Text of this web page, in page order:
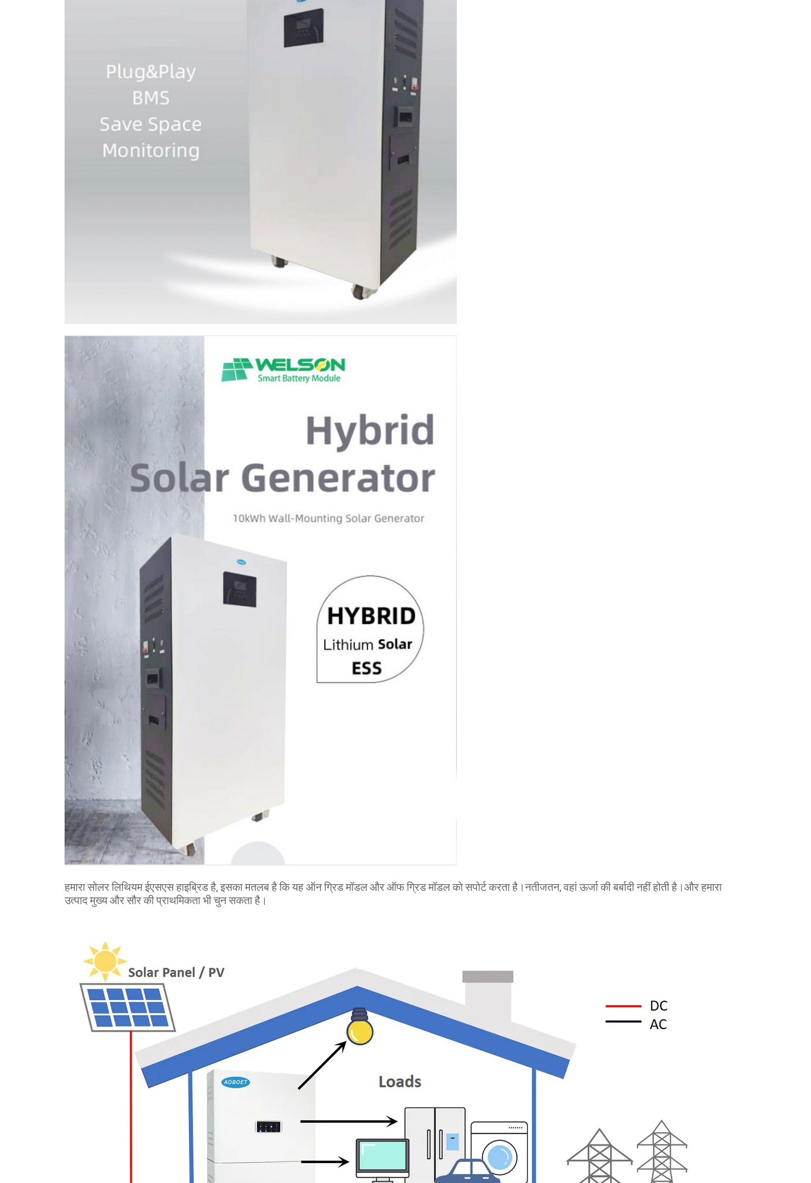
हमारा सोलर लिथियम ईएसएस हाइब्रिड है, इसका मतलब है कि यह ऑन ग्रिड मॉडल और ऑफ ग्रिड मॉडल को सपोर्ट करता है।नतीजतन, वहां ऊर्जा की बर्बादी नहीं होती है।और हमारा
उत्पाद मुख्य और सौर की प्राथमिकता भी चुन सकता है।